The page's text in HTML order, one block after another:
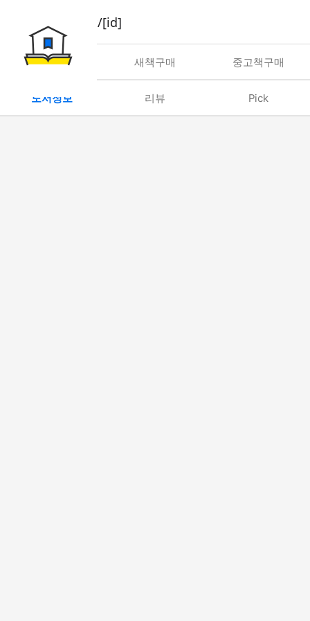
book/rent/[id]
대여 새책구매 중고책구매
도서정보 리뷰 Pick